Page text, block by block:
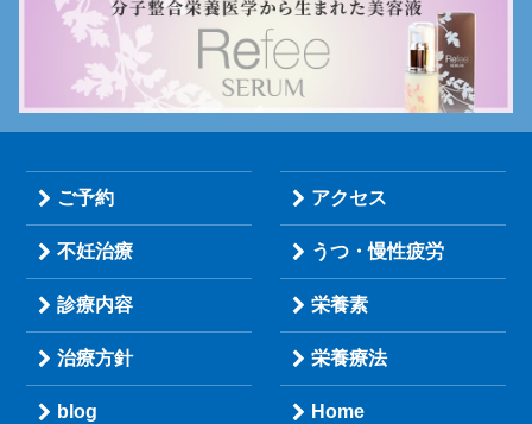
ご予約 アクセス
不妊治療 うつ・慢性疲労
診療内容 栄養素
治療方針 栄養療法
blog Home